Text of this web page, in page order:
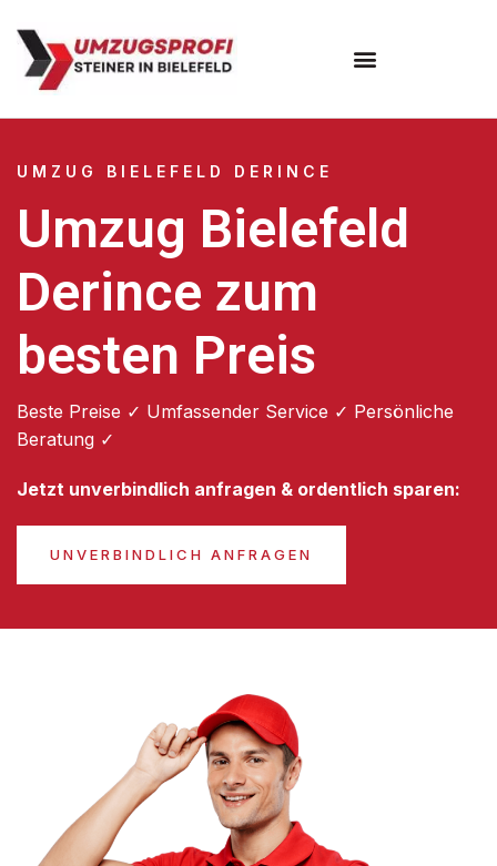
UMZUG BIELEFELD DERINCE
Umzug Bielefeld
Derince zum
besten Preis
Beste Preise ✓ Umfassender Service ✓ Persönliche
Beratung ✓
Jetzt unverbindlich anfragen & ordentlich sparen:
UNVERBINDLICH ANFRAGEN